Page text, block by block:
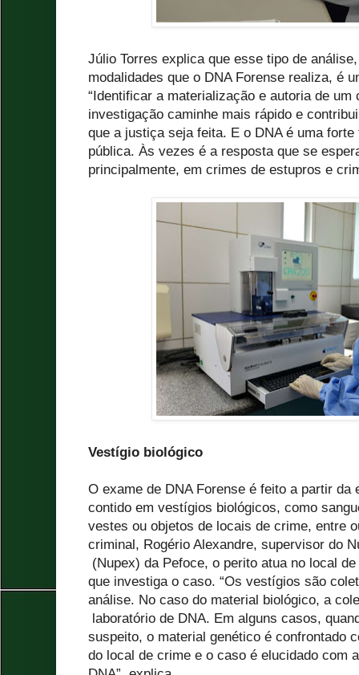
Júlio Torres explica que esse tipo de
modalidades que o DNA Forense realiza, é
“Identificar a materialização e autoria de um
investigação caminhe mais rápido e
que a justiça seja feita. E o DNA é uma
pública. Às vezes é a resposta que se
principalmente, em crimes de estupros e
Vestígio biológico
O exame de DNA Forense é feito a partir da
contido em vestígios biológicos, como
vestes ou objetos de locais de crime, entre
criminal, Rogério Alexandre, supervisor do
(Nupex) da Pefoce, o perito atua no local
que investiga o caso. “Os vestígios são
análise. No caso do material biológico, a
laboratório de DNA. Em alguns casos,
suspeito, o material genético é confrontado
do local de crime e o caso é elucidado com